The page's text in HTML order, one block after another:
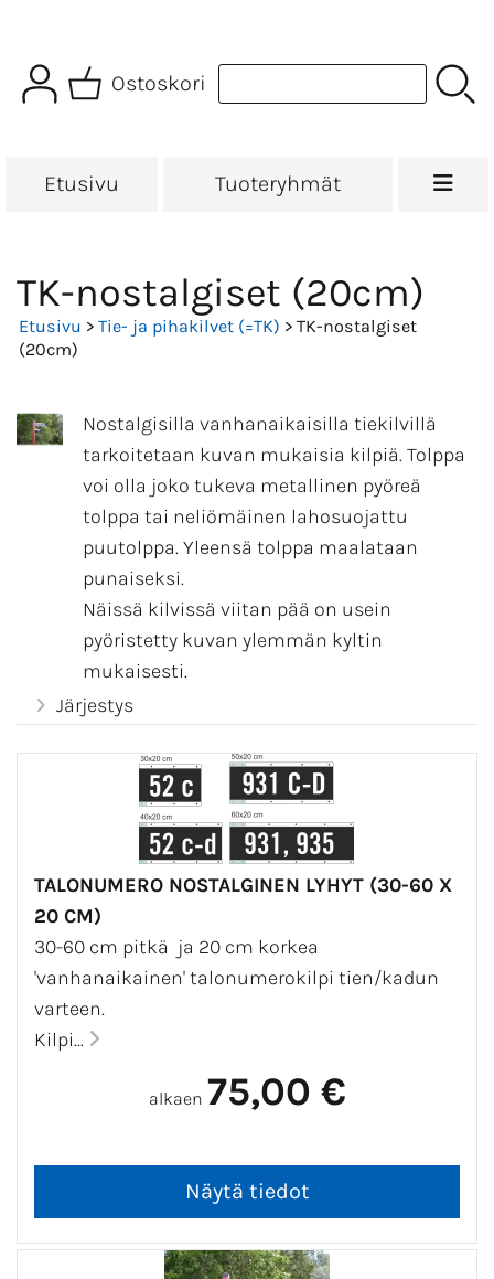
Ostoskori
Etusivu Tuoteryhmät
TK-nostalgiset (20cm)
Etusivu > Tie- ja pihakilvet (=TK) > TK-nostalgiset
(20cm)
Nostalgisilla vanhanaikaisilla tiekilvillä
tarkoitetaan kuvan mukaisia kilpiä. Tolppa
voi olla joko tukeva metallinen pyöreä
tolppa tai neliömäinen lahosuojattu
puutolppa. Yleensä tolppa maalataan
punaiseksi.
Näissä kilvissä viitan pää on usein
pyöristetty kuvan ylemmän kyltin
mukaisesti.
Viitta on 3 mm merialumiinia. Tukevuus
syntyy viitan ala ja yläreunassa olevien
valkeiden 3 mm paksujen alumiinisten
listojen avulla.
Nostalgiset kilvet ovat aina kaksipuolisia.
('TK-tiekilvet' kohdasta löydät normaalit
tiekilvet ja musta-valkeat, nuolikuviolliset
yksityistiekilvet. Talojen seiniin ja aitoihin
kiinnitettävät kilvet löydät 'Talokilvet'-
kohdasta)
Järjestys
TALONUMERO NOSTALGINEN LYHYT (30-60 X
20 CM)
30-60 cm pitkä ja 20 cm korkea
'vanhanaikainen' talonumerokilpi tien/kadun
varteen.
Kilpi...
alkaen 75,00 €